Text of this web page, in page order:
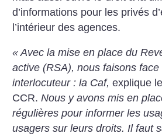
d’informations pour les privés
l’intérieur des agences.
« Avec la mise en place du
active (RSA), nous faisons
interlocuteur : la Caf, explique
CCR.Nous y avons mis en
régulières pour informer les
usagers sur leurs droits. Il faut